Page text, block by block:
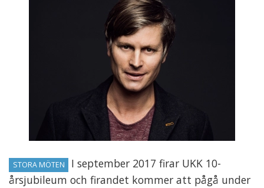
STORA MÖTEN
I september 2017 firar UKK 10-
årsjubileum och firandet kommer att pågå under